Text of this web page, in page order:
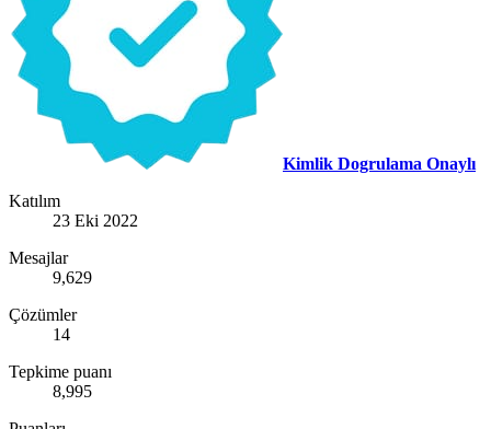
Kimlik Dogrulama Onaylı
Katılım
23 Eki 2022
Mesajlar
9,629
Çözümler
14
Tepkime puanı
8,995